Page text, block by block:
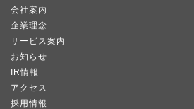
会社案内
企業理念
サービス案内
お知らせ
IR情報
アクセス
採用情報